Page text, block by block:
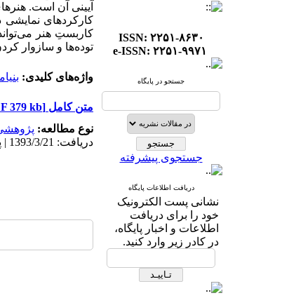
ISSN: ۲۲۵۱-۸۶۳۰
e-ISSN: ۲۲۵۱-۹۹۷۱
جستجو در پایگاه
جستجوی پیشرفته
دریافت اطلاعات پایگاه
نشانی پست الکترونیک
خود را برای دریافت
اطلاعات و اخبار پایگاه،
در کادر زیر وارد کنید.
آیینی آن است.
کارکردهای نمایشی
کاربستِ هنر
توده‌ها و سازوار
واژه‌های کلیدی:
متن کامل [PDF 379 kb]
نوع مطالعه:
دریافت: 1393/3/21 | پذیرش: 1393/3/21